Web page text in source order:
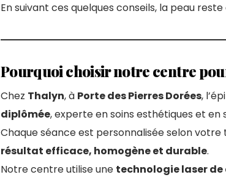
En suivant ces quelques conseils, la peau
Pourquoi choisir notre centre
Chez Thalyn, à Porte des Pierres Dorées,
diplômée, experte en soins esthétiques et en
Chaque séance est personnalisée selon
résultat efficace, homogène et durable.
Notre centre utilise une technologie laser